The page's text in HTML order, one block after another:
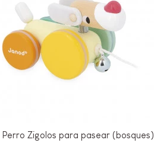
Perro Zigolos para pasear (bosques)